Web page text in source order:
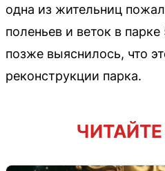
одна из жительниц
поленьев и веток в
позже выяснилось, что
реконструкции парка.